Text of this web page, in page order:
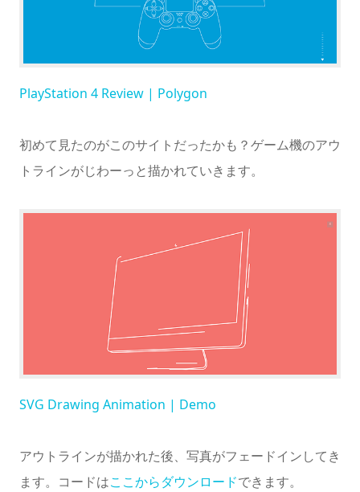
PlayStation 4 Review | Polygon
初めて見たのがこのサイトだったかも？ゲーム機のアウ
トラインがじわーっと描かれていきます。
SVG Drawing Animation | Demo
アウトラインが描かれた後、写真がフェードインしてき
ます。コードはここからダウンロードできます。